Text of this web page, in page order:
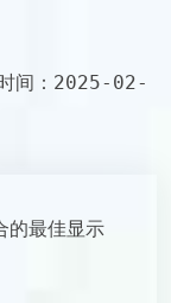
间：2025-02-
的最佳显示